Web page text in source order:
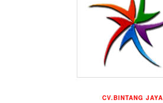
CV.BINTANG JAYA